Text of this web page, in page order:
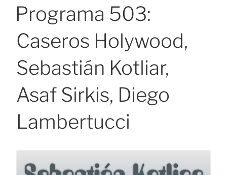
Programa 503:
Caseros Holywood,
Sebastián Kotliar,
Asaf Sirkis, Diego
Lambertucci